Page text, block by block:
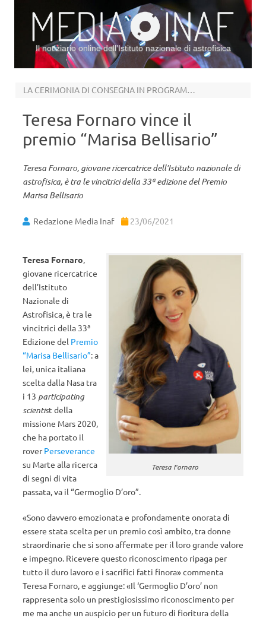
Il notiziario online dell’Istituto nazionale di astrofisica
LA CERIMONIA DI CONSEGNA IN PROGRAMMA IL 1 LUGLIO PROSSIMO
Teresa Fornaro vince il
premio “Marisa Bellisario”
Teresa Fornaro, giovane ricercatrice dell’Istituto nazionale di
astrofisica, è tra le vincitrici della 33ª edizione del Premio
Marisa Bellisario
Redazione Media Inaf 23/06/2021
Teresa Fornaro
Teresa Fornaro,
giovane ricercatrice
dell’Istituto
Nazionale di
Astrofisica, è tra le
vincitrici della 33ª
Edizione del Premio
“Marisa Bellisario”: a
lei, unica italiana
scelta dalla Nasa tra
i 13 participating
scientist della
missione Mars 2020,
che ha portato il
roverPerseverance
su Marte alla ricerca
di segni di vita
passata, va il “Germoglio D’oro”.
«Sono davvero emozionata e profondamente onorata di
essere stata scelta per un premio così ambito, tra donne
straordinarie che si sono affermate per il loro grande valore
e impegno. Ricevere questo riconoscimento ripaga per
tutto il duro lavoro e i sacrifici fatti finora» commenta
Teresa Fornaro, e aggiunge: «Il ‘Germoglio D’oro’ non
rappresenta solo un prestigiosissimo riconoscimento per
me ma anche un auspicio per un futuro di fioritura della